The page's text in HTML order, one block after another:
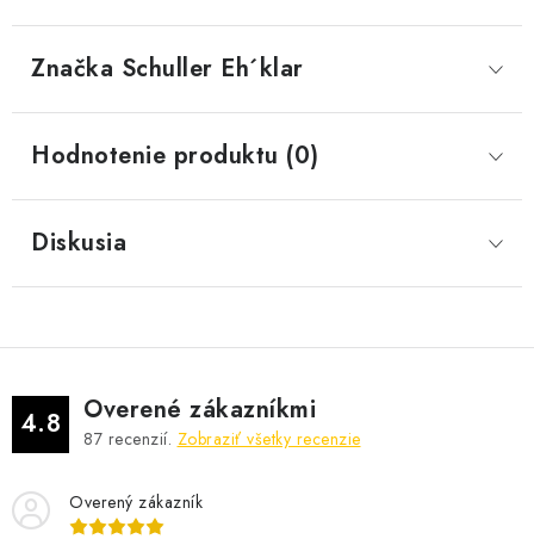
Značka Schuller Eh´klar
Hodnotenie produktu (0)
Diskusia
4.8 Overené zákazníkmi
87 recenzií. Zobraziť všetky recenzie
Overený zákazník